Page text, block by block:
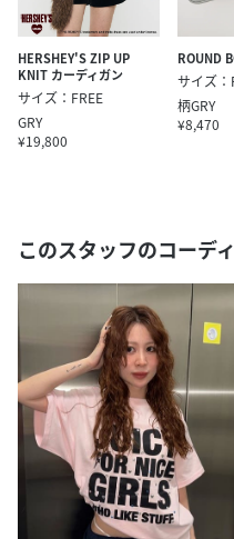
HERSHEY'S ZIP UP
KNIT カーディガン
サイズ：FREE
GRY
¥19,800
ROUND
サイズ：
柄GRY
¥8,470
このスタッフのコーデ